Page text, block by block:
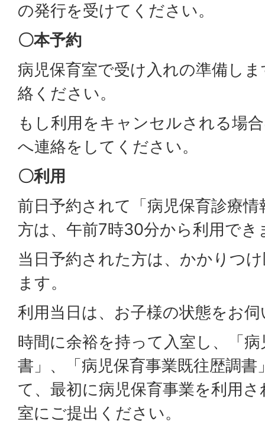
の発行を受けてください。
〇本予約
病児保育室で受け入れの準備し
絡ください。
もし利用をキャンセルされる場
へ連絡をしてください。
〇利用
前日予約されて「病児保育診療
方は、午前7時30分から利用でき
当日予約された方は、かかりつ
ます。
利用当日は、お子様の状態をお
時間に余裕を持って入室し、「
書」、「病児保育事業既往歴調
て、最初に病児保育事業を利用
室にご提出ください。